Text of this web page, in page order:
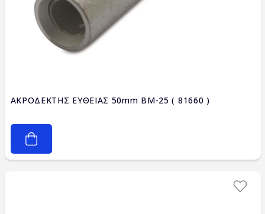
ΑΚΡΟΔΕΚΤΗΣ ΕΥΘΕΙΑΣ 50mm BM-25 ( 81660 )